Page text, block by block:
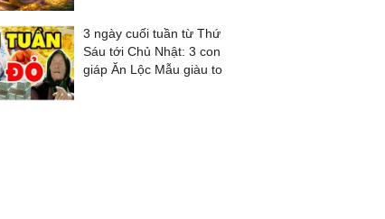
3 ngày cuối tuần từ Thứ
Sáu tới Chủ Nhật: 3 con
giáp Ăn Lộc Mẫu giàu to